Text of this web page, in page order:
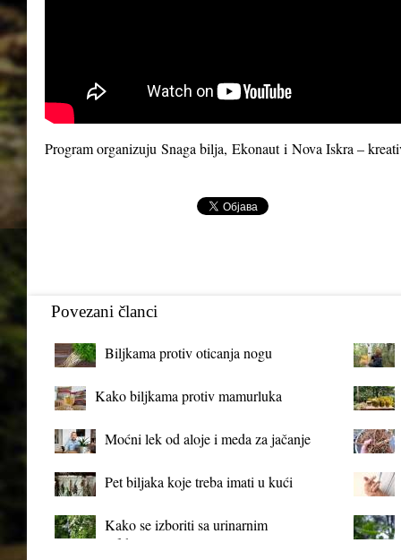
Program organizuju Snaga bilja, Ekonauti Nova Iskra –
Povezani članci
Biljkama protiv oticanja nogu
Kako biljkama protiv mamurluka
Moćni lek od aloje i meda za jačanje
Pet biljaka koje treba imati u kući
Kako se izboriti sa urinarnim
infekcijama?